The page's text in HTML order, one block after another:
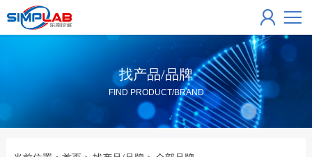
找产品/品牌
FIND PRODUCT/BRAND